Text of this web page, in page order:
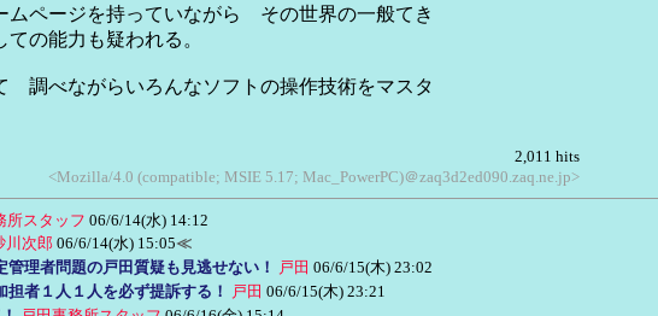
ページを持っていながら その世界の一般てき
の能力も疑われる。
調べながらいろんなソフトの操作技術をマスタ
2,011 hits
<Mozilla/4.0 (compatible; MSIE 5.17; Mac_PowerPC)＠zaq3d2ed090.zaq.ne.jp>
所スタッフ 06/6/14(水) 14:12
川次郎 06/6/14(水) 15:05≪
理者問題の戸田質疑も見逃せない！
戸田 06/6/15(木) 23:02
者１人１人を必ず提訴する！
戸田 06/6/15(木) 23:21